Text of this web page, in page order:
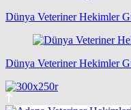
Dünya Veteriner Hekimler
Dünya Veteriner Hekimler